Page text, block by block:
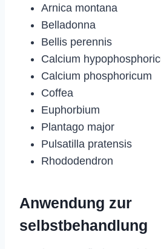
Arnica montana
Belladonna
Bellis perennis
Calcium
Calcium phosphoricum
Coffea
Euphorbium
Plantago major
Pulsatilla pratensis
Rhododendron
Anwendung zur
selbstbehandlung